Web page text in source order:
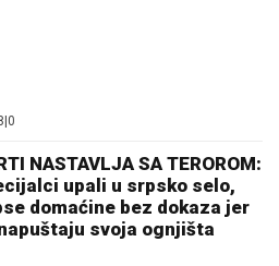
|0
NASTAVLJA SA TEROROM:
upali u srpsko selo,
domaćine bez dokaza jer
svoja ognjišta